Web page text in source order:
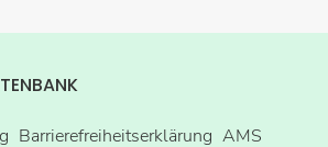
Barrierefreiheitserklärung AMS